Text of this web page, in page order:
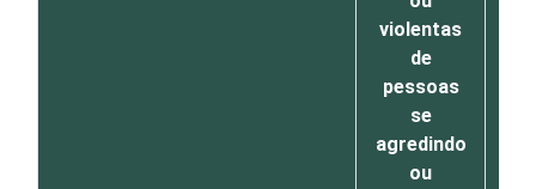
violentas
de
pessoas
se
agredindo
ou